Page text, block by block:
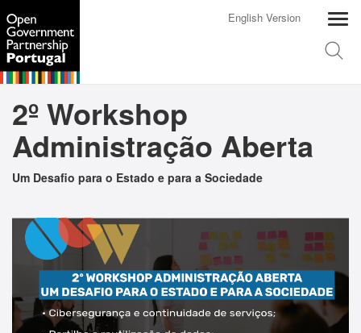
English Version
2º Workshop
Administração Aberta
Um Desafio para o Estado e para a Sociedade